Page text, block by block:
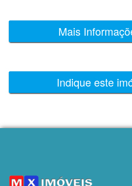
Mais
Indique este